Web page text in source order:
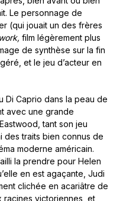
Le personnage de
(qui jouait un des frères
film légèrement plus
de synthèse sur la fin
et le jeu d’acteur en
Di Caprio dans la peau de
avec une grande
tant son jeu
des traits bien connus de
moderne américain.
la prendre pour Helen
en est agaçante, Judi
clichée en acariâtre de
victoriennes, et